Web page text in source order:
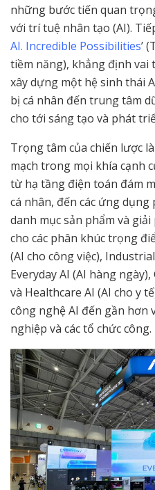
những bước tiến quan
với trí tuệ nhân tạo (AI).
AI. Incredible Possibilities’
tiềm năng), khẳng định
xây dựng một hệ sinh thái
bị cá nhân đến trung tâm
cho tới sáng tạo và phát
Trọng tâm của chiến lược
mạch trong mọi khía cạnh
từ hạ tầng điện toán đám
cá nhân, đến các ứng
danh mục sản phẩm và
cho các phân khúc trọng
(AI cho công việc),
Everyday AI (AI hàng
và Healthcare AI (AI cho y
công nghệ AI đến gần hơn
nghiệp và các tổ chức công.